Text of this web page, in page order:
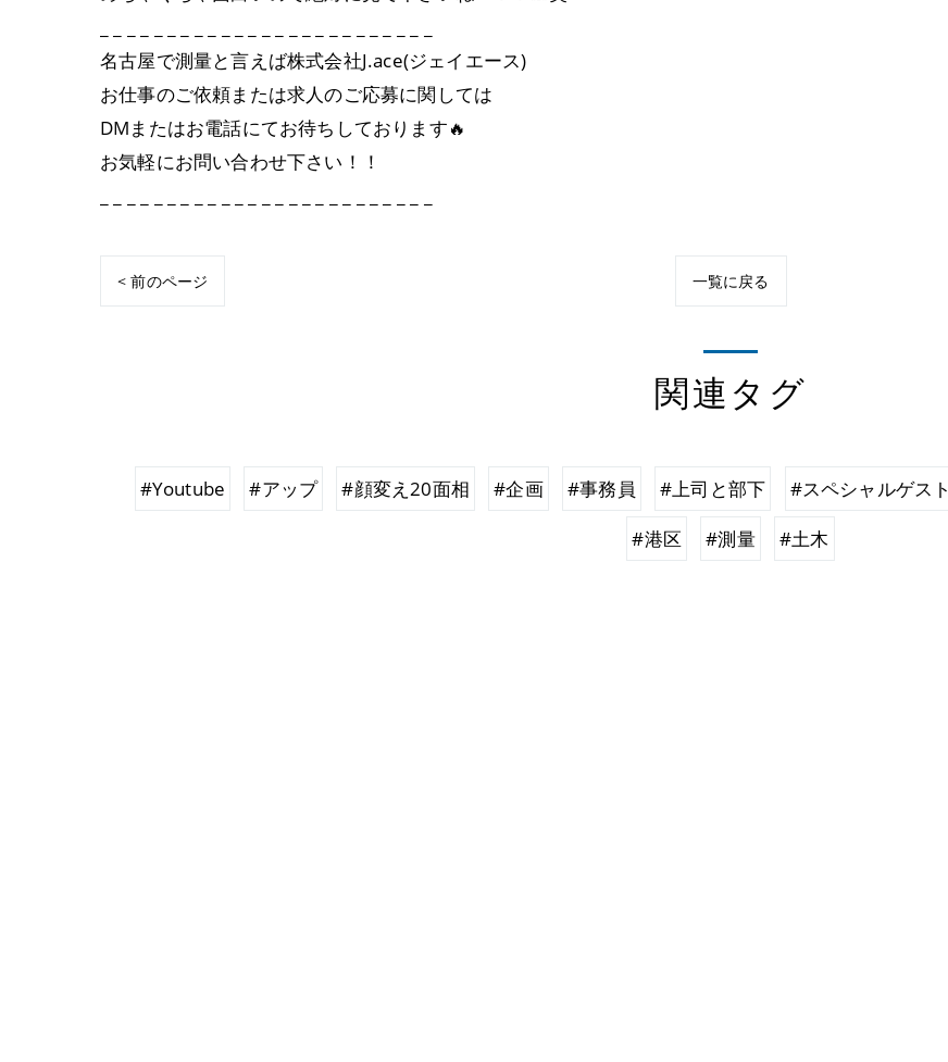
名古屋で測量と言えば株式会社J.ace(ジェイエース)
お仕事のご依頼または求人のご応募に関しては
DMまたはお電話にてお待ちしております🔥
お気軽にお問い合わせ下さい！！
< 前のページ 一覧に戻る
関連タグ
#Youtube #アップ #顔変え20面相 #企画 #事務員 #上司と部下 #スペシャルゲスト
#港区
#測量 #土木